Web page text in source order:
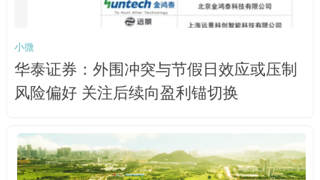
小微
华泰证券：外围冲突与节假日效应或压制
风险偏好 关注后续向盈利锚切换